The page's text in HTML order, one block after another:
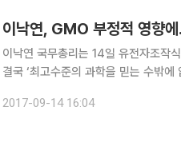
이낙연, GMO 부정적 영향
이낙연 국무총리는 14일 유전자조작
결국 ‘최고수준의 과학을 믿는 수밖에
했다. 이 총리는 “GMO에 대해서
2017-09-14 16:04